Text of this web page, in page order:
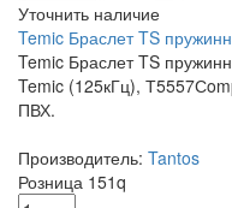
Уточнить наличие
Temic Браслет TS
Temic Браслет TS
Temic (125кГц),
ПВХ.
Производитель: Tantos
Розница 151q